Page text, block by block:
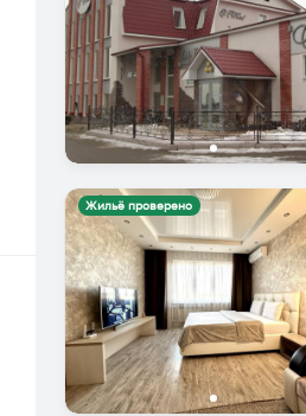
Жильё проверено